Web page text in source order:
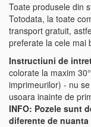
Toate produsele din
Totodata, la toate
transport gratuit,
preferate la cele mai
Instructiuni de
colorate la maxim
imprimeurilor) - nu
usoara inainte de
INFO: Pozele sunt
diferente de